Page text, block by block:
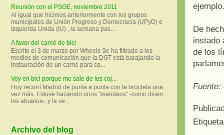
ejemplo.
De
instado
de los
Fuente:
Reunión con el PSOE, noviembre 2011
Al igual que hicimos anteriormente con los grupos
municipales de Unión Progreso y Democracia (UPyD) e
Izquierda Unida (IU) , la semana pas...
A favor del carné de bici
Escrito el 3 de marzo por Wheels Se ha filtrado a los
medios de comunicación que la DGT está barajando la
instauración de un carné para co...
Voy en bici porque me sale de los coj...
Hoy recorrí Madrid de punta a punta con la bicicleta una
vez más. Estuve haciendo unos "mandaos" -como dicen
los abuelos-, y la ve...
Archivo del blog